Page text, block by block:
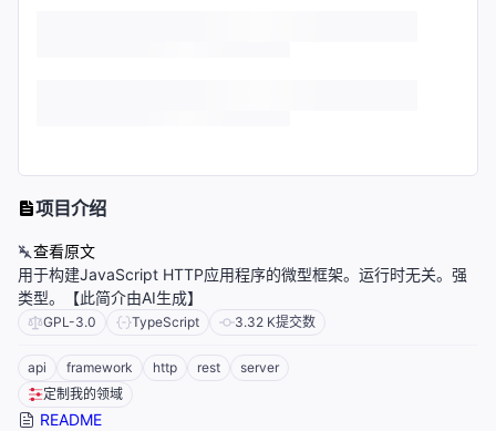
项目介绍
查看原文
用于构建JavaScript HTTP应用程序的微型框架。运行时无关。强
类型。【此简介由AI生成】
GPL-3.0 TypeScript 3.32 K提交数
api framework http rest
server
定制我的领域
README